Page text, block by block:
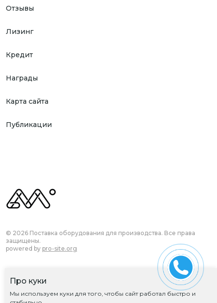
Отзывы
Лизинг
Кредит
Награды
Карта сайта
Публикации
© 2026 Поставка оборудования для производства. Все права
защищены.
powered by pro-site.org
Политика обработки ПД
Про куки
Мы используем куки для того, чтобы сайт работал быстро и